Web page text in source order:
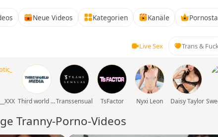
Neue Videos Kategorien Kanäle
Live Sex Trans &
Third world media moviesTranssensual TsFactor Nyxi Leon Daisy Taylor
Tranny-Porno-Videos